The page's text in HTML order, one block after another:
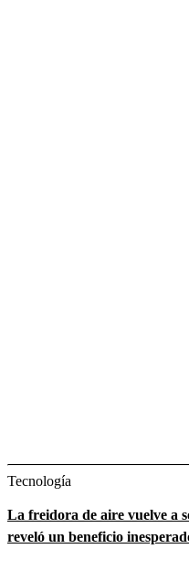
Tecnología
La freidora de aire vuelve a
reveló un beneficio